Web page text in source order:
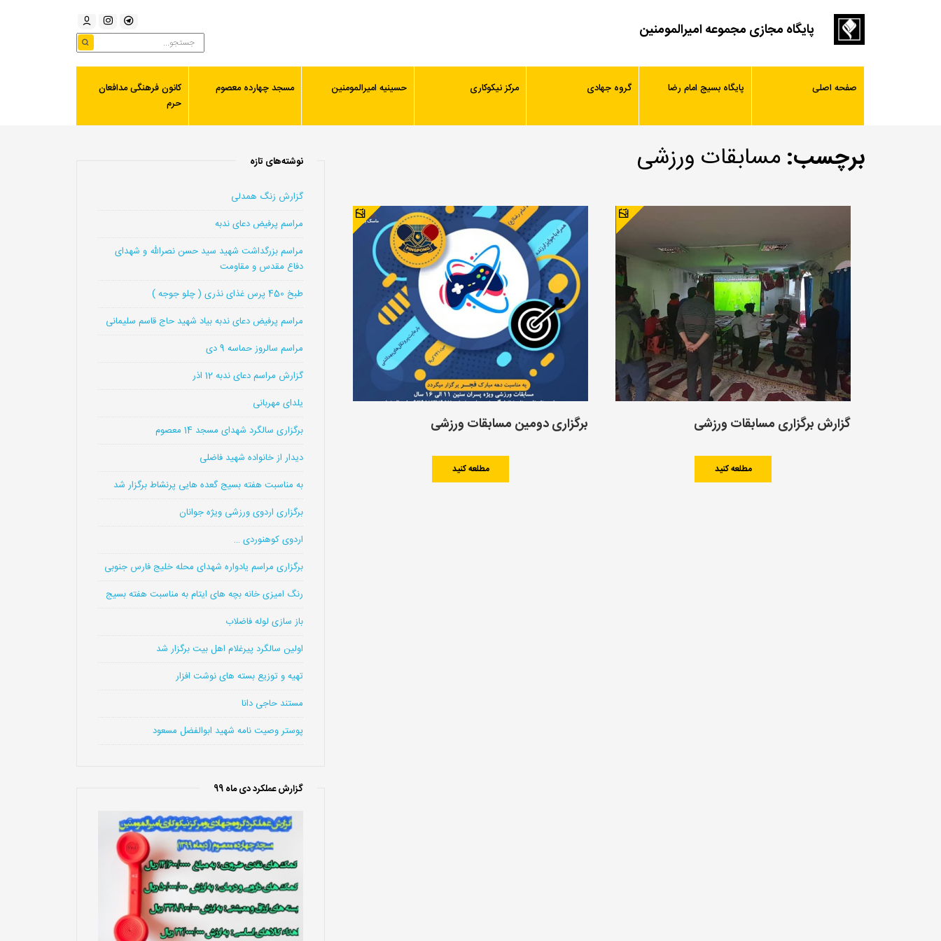
پایگاه مجازی مجموعه امیرالمومنین
صفحه اصلی پایگاه بسیج امام رضا گروه جهادی مرکز نیکوکاری حسینیه امیرالمومنین مسجد چهارده معصوم
کانون فرهنگی مدافعان
حرم
برچسب: مسابقات ورزشی
گزارش برگزاری مسابقات ورزشی
مطلعه کنید
برگزاری دومین مسابقات ورزشی
مطلعه کنید
نوشته‌های تازه
گزارش زنگ همدلی
مراسم پرفیض دعای ندبه
مراسم بزرگداشت شهید سید حسن نصرالله و شهدای
دفاع مقدس و مقاومت
طبخ 450 پرس غذای نذری ( چلو جوجه )
مراسم پرفیض دعای ندبه بیاد شهید حاج قاسم سلیمانی
مراسم سالروز حماسه 9 دی
گزارش مراسم دعای ندبه 12 اذر
یلدای مهربانی
برگزاری سالگرد شهدای مسجد 14 معصوم
دیدار از خانواده شهید فاضلی
به مناسبت هفته بسیج گعده هایی پرنشاط برگزار شد
برگزاری اردوی ورزشی ویژه جوانان
اردوی کوهنوردی …
برگزاری مراسم یادواره شهدای محله خلیج فارس جنوبی
رنگ امیزی خانه بچه های ایتام به مناسبت هفته بسیج
باز سازی لوله فاضلاب
اولین سالگرد پیرغلام اهل بیت برگزار شد
تهیه و توزیع بسته های نوشت افزار
مستند حاجی دانا
پوستر وصیت نامه شهید ابوالفضل مسعود
گزارش عملکرد دی ماه 99